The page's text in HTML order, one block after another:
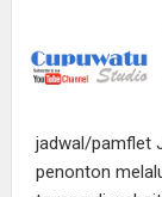
jadwal/pamflet
penonton